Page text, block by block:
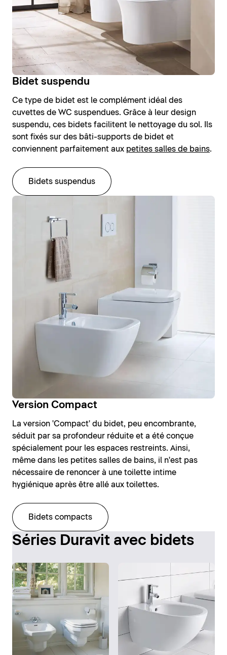
Bidet suspendu
Ce type de bidet est le complément idéal des
cuvettes de WC suspendues. Grâce à leur design
suspendu, ces bidets facilitent le nettoyage du sol. Ils
sont fixés sur des bâti-supports de bidet et
conviennent parfaitement aux petites salles de bains.
Bidets suspendus
Version Compact
La version 'Compact' du bidet, peu encombrante,
séduit par sa profondeur réduite et a été conçue
spécialement pour les espaces restreints. Ainsi,
même dans les petites salles de bains, il n'est pas
nécessaire de renoncer à une toilette intime
hygiénique après être allé aux toilettes.
Bidets compacts
Séries Duravit avec bidets